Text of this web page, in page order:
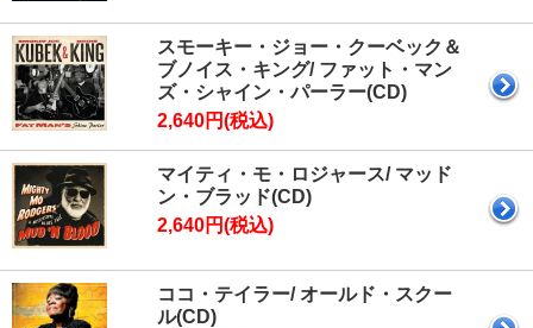
スモーキー・ジョー・クーベック＆
ブノイス・キング/ ファット・マン
ズ・シャイン・パーラー(CD)
2,640円(税込)
マイティ・モ・ロジャース/ マッド
ン・ブラッド(CD)
2,640円(税込)
ココ・テイラー/ オールド・スクー
ル(CD)